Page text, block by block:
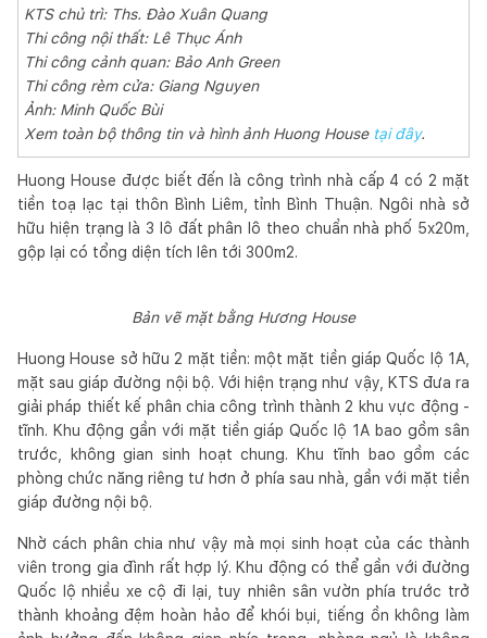
KTS chủ trì: Ths. Đào Xuân Quang
Thi công nội thất: Lê Thục Ánh
Thi công cảnh quan: Bảo Anh Green
Thi công rèm cửa: Giang Nguyen
Ảnh: Minh Quốc Bùi
Xem toàn bộ thông tin và hình ảnh Huong House tại đây.
Huong House được biết đến là công trình nhà cấp 4 có 2 mặt
tiền toạ lạc tại thôn Bình Liêm, tỉnh Bình Thuận. Ngôi nhà sở
hữu hiện trạng là 3 lô đất phân lô theo chuẩn nhà phố 5x20m,
gộp lại có tổng diện tích lên tới 300m2.
Bản vẽ mặt bằng Hương House
Huong House sở hữu 2 mặt tiền: một mặt tiền giáp Quốc lộ 1A,
mặt sau giáp đường nội bộ. Với hiện trạng như vậy, KTS đưa ra
giải pháp thiết kế phân chia công trình thành 2 khu vực động -
tĩnh. Khu động gần với mặt tiền giáp Quốc lộ 1A bao gồm sân
trước, không gian sinh hoạt chung. Khu tĩnh bao gồm các
phòng chức năng riêng tư hơn ở phía sau nhà, gần với mặt tiền
giáp đường nội bộ.
Nhờ cách phân chia như vậy mà mọi sinh hoạt của các thành
viên trong gia đình rất hợp lý. Khu động có thể gần với đường
Quốc lộ nhiều xe cộ đi lại, tuy nhiên sân vườn phía trước trở
thành khoảng đệm hoàn hảo để khói bụi, tiếng ồn không làm